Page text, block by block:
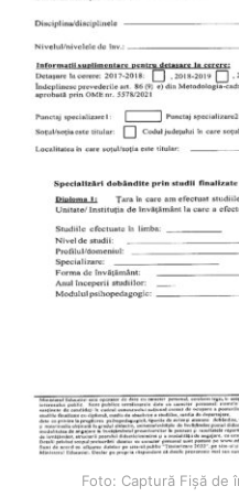
Foto: Captură Fișă de